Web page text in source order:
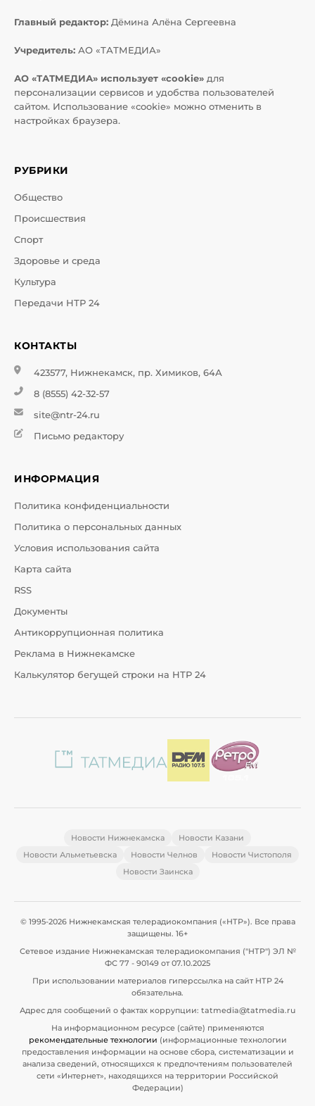
Главный редактор: Дёмина Алёна Сергеевна
Учредитель: АО «ТАТМЕДИА»
АО «ТАТМЕДИА» использует «cookie» для
персонализации сервисов и удобства пользователей
сайтом. Использование «cookie» можно отменить в
настройках браузера.
РУБРИКИ
Общество
Происшествия
Спорт
Здоровье и среда
Культура
Передачи НТР 24
КОНТАКТЫ
423577, Нижнекамск, пр. Химиков, 64А
8 (8555) 42-32-57
site@ntr-24.ru
Письмо редактору
ИНФОРМАЦИЯ
Политика конфиденциальности
Политика о персональных данных
Условия использования сайта
Карта сайта
RSS
Документы
Антикоррупционная политика
Реклама в Нижнекамске
Калькулятор бегущей строки на НТР 24
Новости Нижнекамска
Новости Казани
Новости Альметьевска
Новости Челнов
Новости Чистополя
Новости Заинска
© 1995-2026 Нижнекамская телерадиокомпания («НТР»). Все права
защищены. 16+
Сетевое издание Нижнекамская телерадиокомпания ("НТР") ЭЛ №
ФС 77 - 90149 от 07.10.2025
При использовании материалов гиперссылка на сайт НТР 24
обязательна.
Адрес для сообщений о фактах коррупции: tatmedia@tatmedia.ru
На информационном ресурсе (сайте) применяются
рекомендательные технологии (информационные технологии
предоставления информации на основе сбора, систематизации и
анализа сведений, относящихся к предпочтениям пользователей
сети «Интернет», находящихся на территории Российской
Федерации)